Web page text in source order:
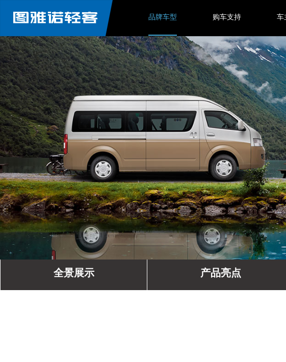
品牌车型 购车支持 车
全景展示 产品亮点